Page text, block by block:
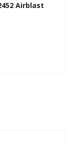
Airblast